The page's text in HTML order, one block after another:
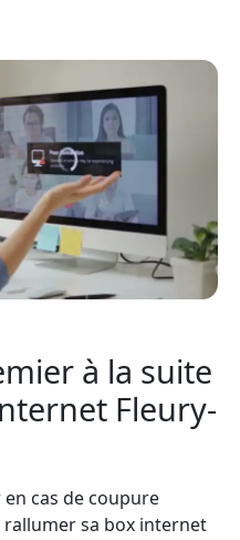
à la suite
Fleury-
cas de coupure
sa box internet